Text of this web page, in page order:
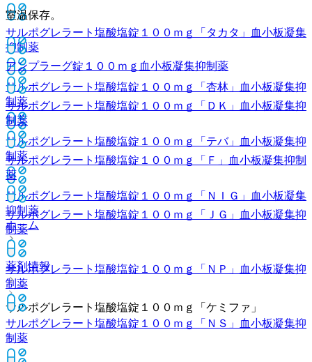
サルポグレラート塩酸塩錠１００ｍｇ「タカタ」
血小板凝集
抑制薬
サルポグレラート塩酸塩錠１００ｍｇ「杏林」
血小板凝集抑
制薬
サルポグレラート塩酸塩錠１００ｍｇ「テバ」
血小板凝集抑
制薬
サルポグレラート塩酸塩錠１００ｍｇ「ＮＩＧ」
血小板凝集
抑制薬
ホーム
薬剤情報
サルポグレラート塩酸塩錠１００ｍｇ「ケミファ」
室温保存。
アンプラーグ錠１００ｍｇ 血小板凝集抑制薬
サルポグレラート塩酸塩錠１００ｍｇ「ＤＫ」
血小板凝集抑
制薬
サルポグレラート塩酸塩錠１００ｍｇ「Ｆ」
血小板凝集抑制
薬
サルポグレラート塩酸塩錠１００ｍｇ「ＪＧ」
血小板凝集抑
制薬
サルポグレラート塩酸塩錠１００ｍｇ「ＮＰ」
血小板凝集抑
制薬
サルポグレラート塩酸塩錠１００ｍｇ「ＮＳ」
血小板凝集抑
制薬